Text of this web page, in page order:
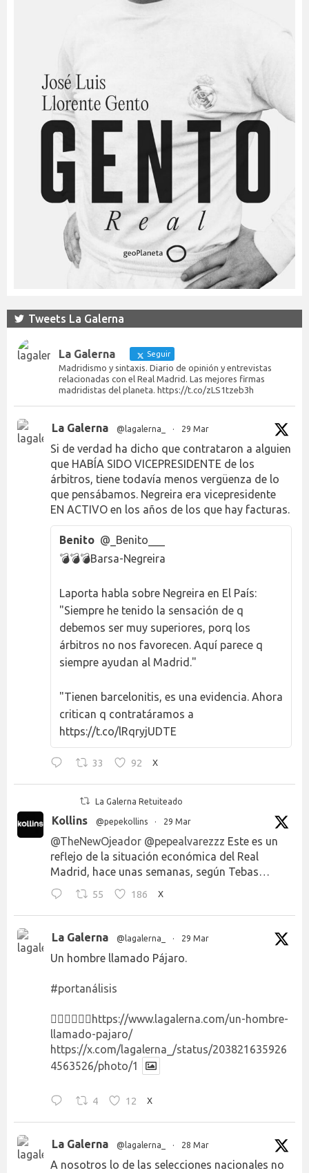
Tweets La Galerna
La Galerna Seguir
Madridismo y sintaxis. Diario de opinión y entrevistas
relacionadas con el Real Madrid. Las mejores firmas
madridistas del planeta. https://t.co/zLS1tzeb3h
La Galerna @lagalerna_ · 29 Mar
Si de verdad ha dicho que contrataron a alguien
que HABÍA SIDO VICEPRESIDENTE de los
árbitros, tiene todavía menos vergüenza de lo
que pensábamos. Negreira era vicepresidente
EN ACTIVO en los años de los que hay facturas.
Benito @_Benito___
💣💣💣Barsa-Negreira
Laporta habla sobre Negreira en El País:
"Siempre he tenido la sensación de q
debemos ser muy superiores, porq los
árbitros no nos favorecen. Aquí parece q
siempre ayudan al Madrid."
"Tienen barcelonitis, es una evidencia. Ahora
critican q contratáramos a
https://t.co/lRqryjUDTE
33 92 X
La Galerna Retuiteado
Kollins @pepekollins · 29 Mar
@TheNewOjeador @pepealvarezzz Este es un
reflejo de la situación económica del Real
Madrid, hace unas semanas, según Tebas…
55 186 X
La Galerna @lagalerna_ · 29 Mar
Un hombre llamado Pájaro.
#portanálisis
👉🏻👉🏻👉🏻 https://www.lagalerna.com/un-hombre-
llamado-pajaro/
https://x.com/lagalerna_/status/203821635926
4563526/photo/1
4 12 X
La Galerna @lagalerna_ · 28 Mar
A nosotros lo de las selecciones nacionales no